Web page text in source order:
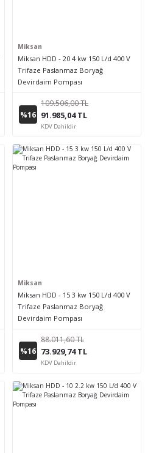
Miksan
Miksan HDD - 20 4 kw 150 L/d 400 V
Trifaze Paslanmaz Boryağ
Devirdaim Pompası
%16
109.506,00 TL
91.985,04 TL
KDV Dahildir
Miksan
Miksan HDD - 15 3 kw 150 L/d 400 V
Trifaze Paslanmaz Boryağ
Devirdaim Pompası
%16
88.011,60 TL
73.929,74 TL
KDV Dahildir